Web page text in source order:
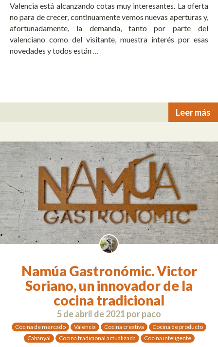
Valencia está alcanzando cotas muy interesantes. La oferta
no para de crecer, continuamente vemos nuevas aperturas y,
afortunadamente, la demanda, tanto por parte del
valenciano como del visitante, muestra interés por esas
novedades y todos están …
Leer más
Namúa Gastronómic. Victor
Soriano, un innovador de la
cocina tradicional
5 de abril de 2021 porpaco
Cocina de mercado Valencia Cocina creativa
Cocina de producto
Cabanyal
Cocina tradicional actualizada Cocina inteligente